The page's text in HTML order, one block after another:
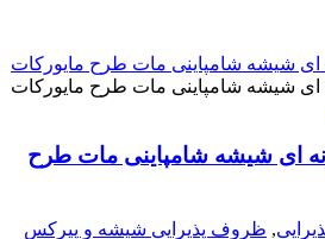
ای شیشه شامپاینی مات طرح
, ظروف پذیرایی شیشه و پیرکس